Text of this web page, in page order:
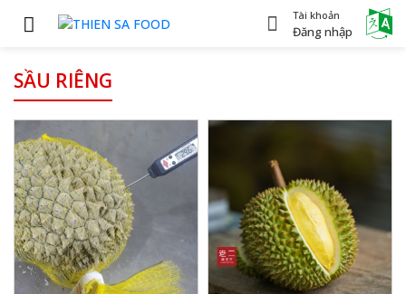
Tài khoản
Đăng nhập
SẦU RIÊNG